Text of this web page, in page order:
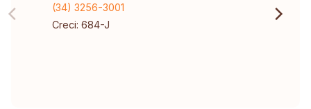
(34) 3256-3001
Creci: 684-J